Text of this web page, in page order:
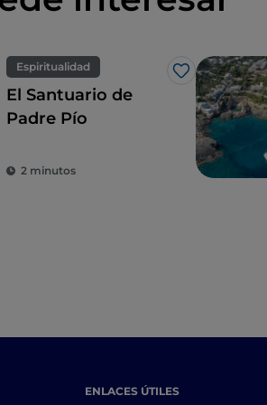
Espiritualidad
Me gusta
El Santuario de
Padre Pío
2 minutos
ENLACES ÚTILES